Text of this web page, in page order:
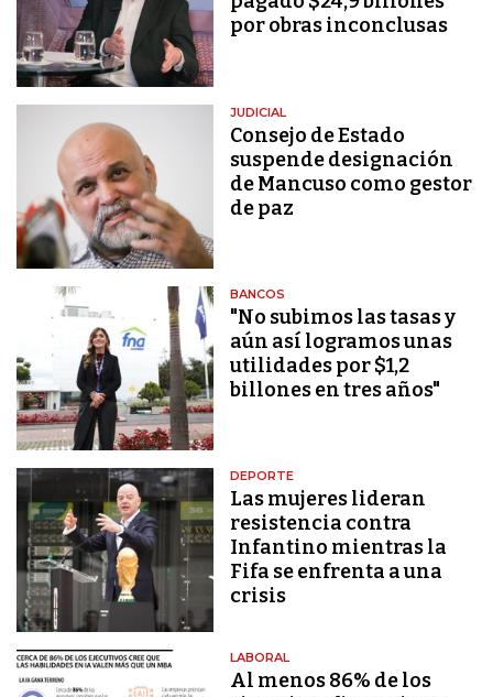
por obras inconclusas
JUDICIAL
Consejo de Estado
suspende designación
de Mancuso como gestor
de paz
BANCOS
"No subimos las tasas y
aún así logramos unas
utilidades por $1,2
billones en tres años"
DEPORTE
Las mujeres lideran
resistencia contra
Infantino mientras la
Fifa se enfrenta a una
crisis
LABORAL
Al menos 86% de los